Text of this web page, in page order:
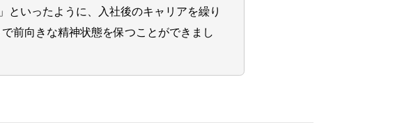
といったように、入社後のキャリアを繰り
前向きな精神状態を保つことができまし